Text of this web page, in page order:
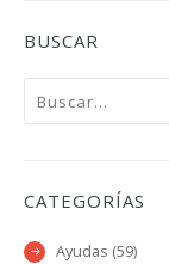
BUSCAR
CATEGORÍAS
Ayudas (59)